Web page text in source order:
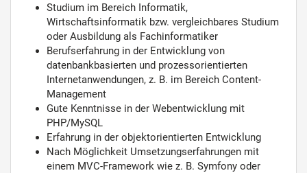
Studium im Bereich Informatik,
Wirtschaftsinformatik bzw. vergleichbares Studium
oder Ausbildung als Fachinformatiker
Berufserfahrung in der Entwicklung von
datenbankbasierten und prozessorientierten
Internetanwendungen, z. B. im Bereich Content-
Management
Gute Kenntnisse in der Webentwicklung mit
PHP/MySQL
Erfahrung in der objektorientierten Entwicklung
Nach Möglichkeit Umsetzungserfahrungen mit
einem MVC-Framework wie z. B. Symfony oder